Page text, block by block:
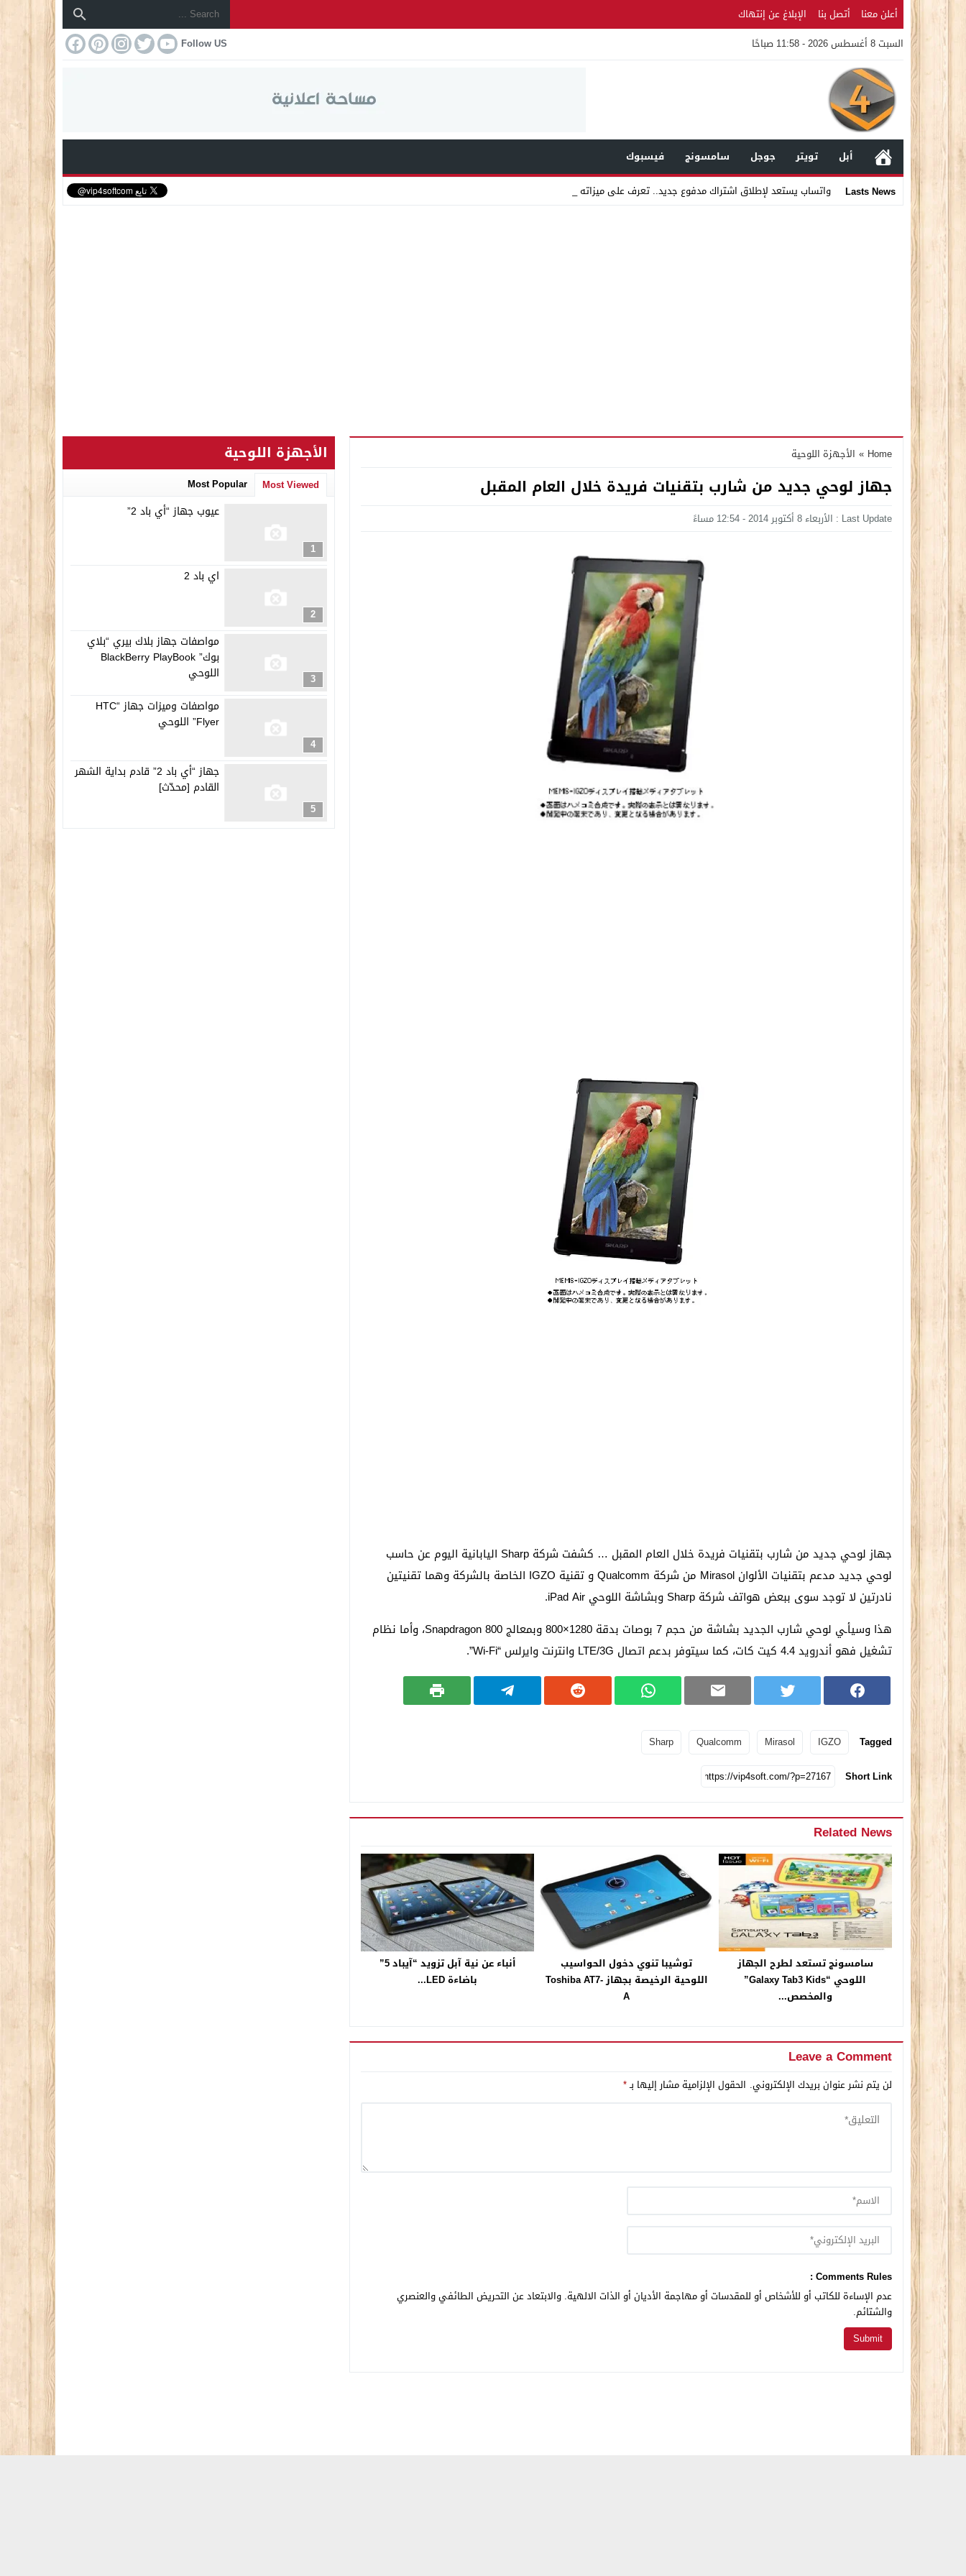
أعلن معنا أتصل بنا
الإبلاغ عن إنتهاك
السبت 8 أغسطس 2026 - 11:58 صباحًا
Follow US
أبل تويتر جوجل سامسونج
فيسبوك
Lasts News
واتساب يستعد لإطلاق اشتراك مدفوع جديد.. تعرف على ميزاته
Home
» الأجهزة اللوحية
جهاز لوحي جديد من شارب بتقنيات فريدة خلال العام المقبل
Last Update : الأربعاء 8 أكتوبر 2014 - 12:54 مساءً
جهاز لوحي جديد من شارب بتقنيات فريدة خلال العام المقبل … كشفت شركة Sharp اليابانية اليوم عن حاسب
لوحي جديد مدعم بتقنيات الألوان Mirasol من شركة Qualcomm و تقنية IGZO الخاصة بالشركة وهما تقنيتين
نادرتين لا توجد سوى ببعض هواتف شركة Sharp وبشاشة اللوحي iPad Air.
هذا وسيأـي لوحي شارب الجديد بشاشة من حجم 7 بوصات بدقة 1280×800 وبمعالج Snapdragon 800، وأما نظام
تشغيل فهو أندرويد 4.4 كيت كات، كما سيتوفر بدعم اتصال LTE/3G وانترنت وايرلس “Wi-Fi”.
Tagged
IGZO
Mirasol
Qualcomm
Sharp
Short Link
Related News
سامسونج تستعد لطرح الجهاز
اللوحي “Galaxy Tab3 Kids”
والمخصص...
توشيبا تنوي دخول الحواسيب
اللوحية الرخيصة بجهاز Toshiba AT7-
A
أنباء عن نية آبل تزويد “آيباد 5”
باضاءة LED...
Leave a Comment
لن يتم نشر عنوان بريدك الإلكتروني. الحقول الإلزامية مشار إليها بـ*
Comments Rules :
عدم الإساءة للكاتب أو للأشخاص أو للمقدسات أو مهاجمة الأديان أو الذات الالهية. والابتعاد عن التحريض الطائفي والعنصري
والشتائم.
الأجهزة اللوحية
Most Viewed
Most Popular
1
عيوب جهاز “أي باد 2”
2
اي باد 2
3
مواصفات جهاز بلاك بيري “بلاي
بوك” BlackBerry PlayBook
اللوحي
4
مواصفات وميزات جهاز “HTC
Flyer” اللوحي
5
جهاز “أي باد 2” قادم بداية الشهر
القادم [محدّث]